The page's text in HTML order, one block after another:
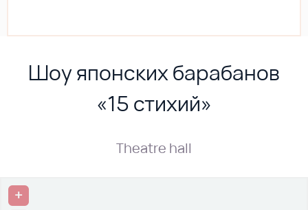
Шоу японских барабанов
«15 стихий»
Theatre hall
+